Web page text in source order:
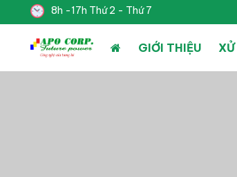
8h -17h Thứ 2 - Thứ 7
GIỚI THIỆU